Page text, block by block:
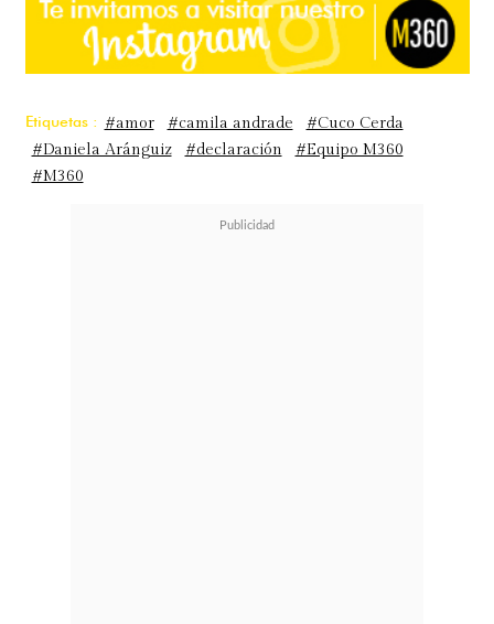
Etiquetas : #amor #camila andrade
#Cuco Cerda
#Daniela Aránguiz
#declaración
#Equipo M360
#M360